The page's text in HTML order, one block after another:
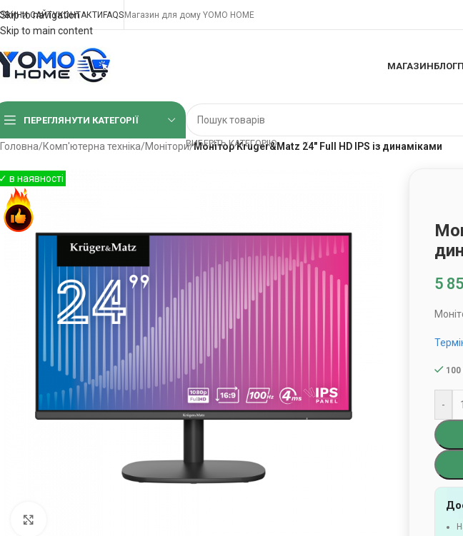
Skip to navigation
Skip to main content
САЙТУКОНТАКТИFAQSМагазин для дому YOMO HOME
МАГАЗИНБЛОГ
ПЕРЕГЛЯНУТИ КАТЕГОРІЇ
ВИБЕРІТЬ КАТЕГОРІЮ
Головна/Комп'ютерна техніка/Монітори/Монітор Kruger&Matz 24″ Full HD IPS із динаміками
5
100
-